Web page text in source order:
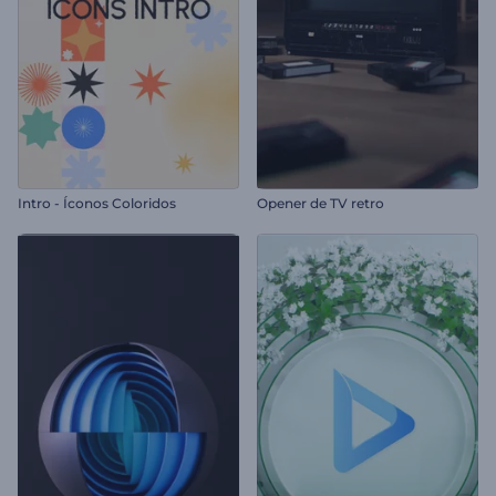
Intro - Íconos Coloridos Opener de TV retro